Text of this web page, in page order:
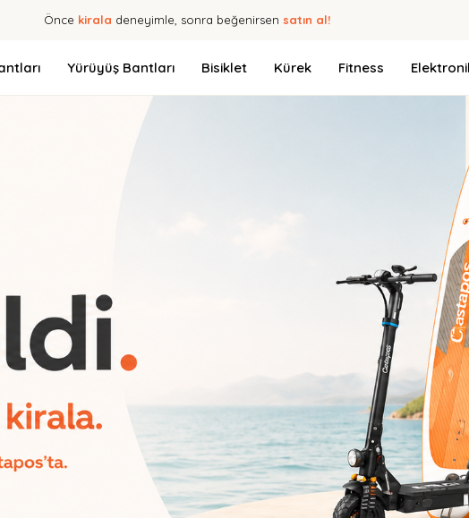
Önce kirala deneyimle, sonra beğenirsen satın al!
Yürüyüş Bantları Bisiklet Kürek Fitness